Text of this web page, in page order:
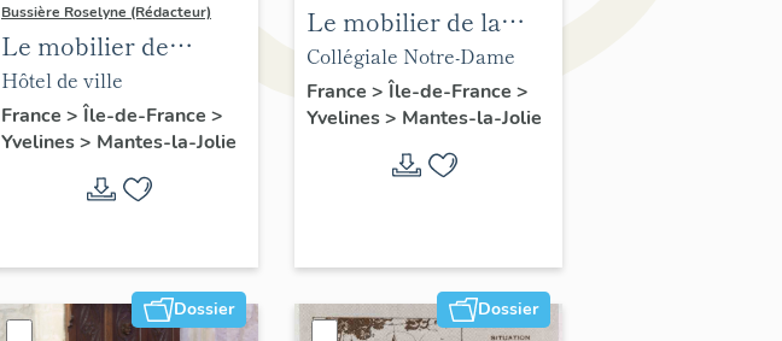
Bussière Roselyne (Rédacteur)
Le mobilier de
l'hôtel de ville
Hôtel de ville
France > Île-de-France >
Yvelines> Mantes-la-Jolie
Le mobilier de la
collégiale
Collégiale Notre-Dame
France > Île-de-France >
Yvelines> Mantes-la-Jolie
Dossier Dossier